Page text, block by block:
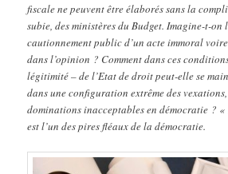
fiscale ne peuvent être élaborés sans la
subie, des ministères du Budget. Imagine-t-on
cautionnement public d’un acte immoral
dans l’opinion ? Comment dans ces
légitimité – de l’Etat de droit peut-elle se
dans une configuration extrême des
dominations inacceptables en démocratie ?
est l’un des pires fléaux de la démocratie.